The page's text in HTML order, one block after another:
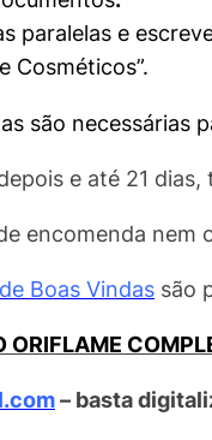
paralelas e
Cosméticos”.
são necessárias
e até 21
encomenda nem
Boas Vindas são
ORIFLAME
– basta